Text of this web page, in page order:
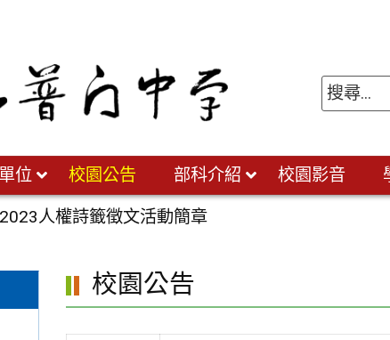
位 校園公告 部科介紹 校園影音
2023人權詩籤徵文活動簡章
校園公告